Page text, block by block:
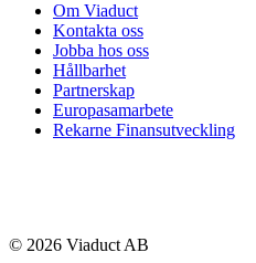
Om Viaduct
Kontakta oss
Jobba hos oss
Hållbarhet
Partnerskap
Europasamarbete
Rekarne Finansutveckling
© 2026 Viaduct AB